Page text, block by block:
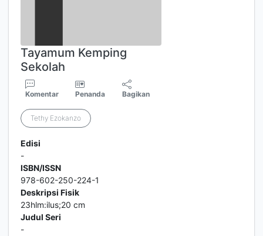
Tayamum Kemping
Sekolah
Komentar Penanda Bagikan
Tethy Ezokanzo
Edisi
-
ISBN/ISSN
978-602-250-224-1
Deskripsi Fisik
23hlm:ilus;20 cm
Judul Seri
-